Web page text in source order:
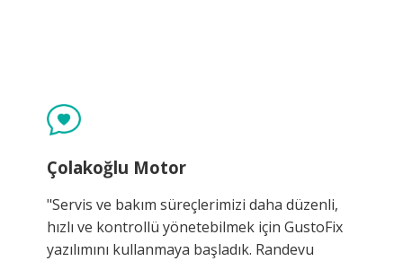
Çolakoğlu Motor
"Servis ve bakım süreçlerimizi daha düzenli,
hızlı ve kontrollü yönetebilmek için GustoFix
yazılımını kullanmaya başladık. Randevu